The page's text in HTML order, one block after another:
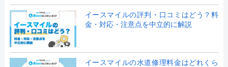
イースマイルの評判・口コミはどう？料
金・対応・注意点を中立的に解説
イースマイルの水道修理料金はどれくら